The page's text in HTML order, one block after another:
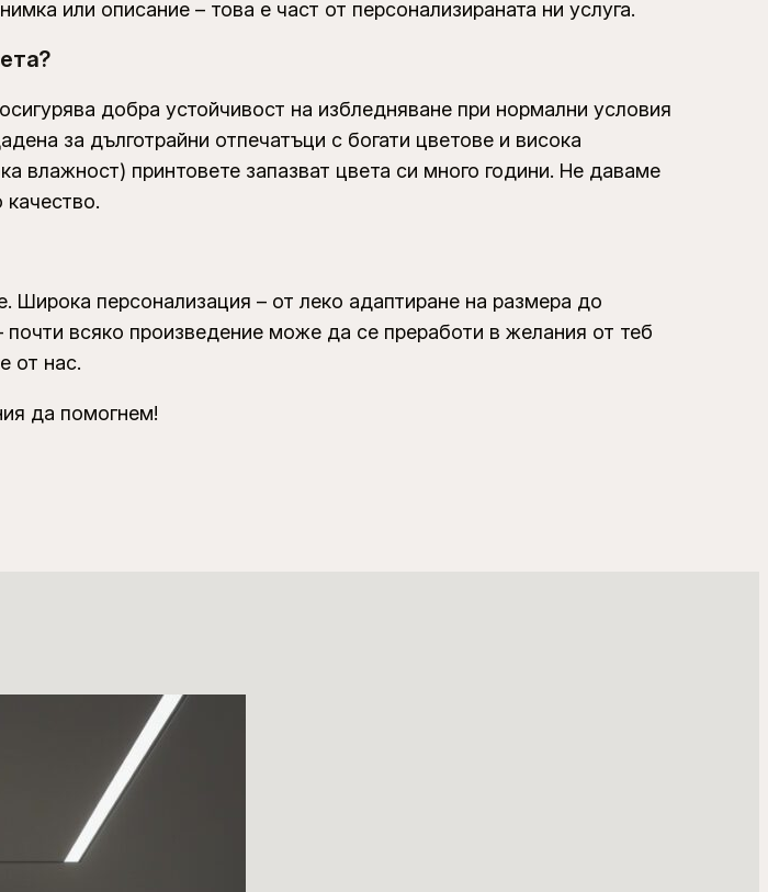
или описание – това е част от персонализираната ни услуга.
добра устойчивост на избледняване при нормални условия
за дълготрайни отпечатъци с богати цветове и висока
влажност) принтовете запазват цвета си много години. Не даваме
Широка персонализация – от леко адаптиране на размера до
всяко произведение може да се преработи в желания от теб
от нас.
да помогнем!